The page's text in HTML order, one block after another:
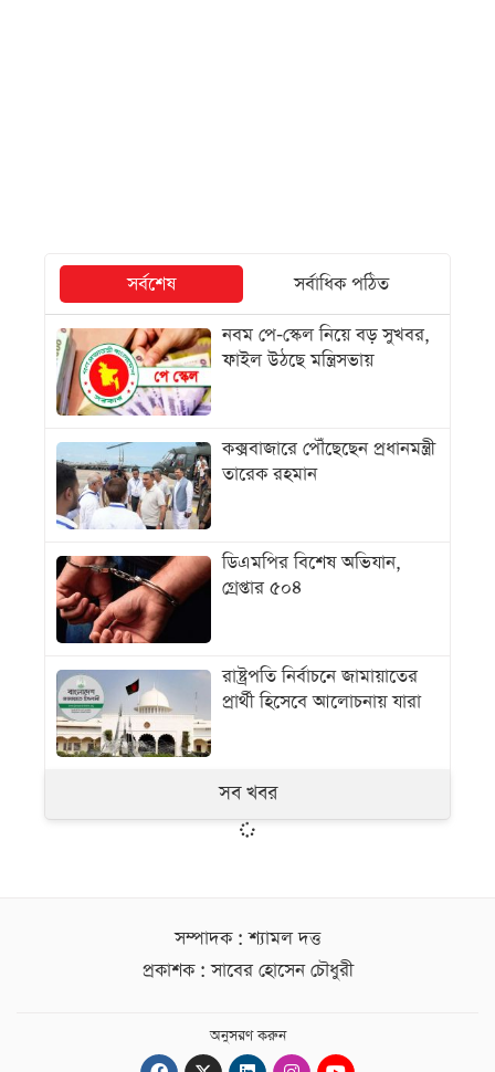
সর্বশেষ
সর্বাধিক পঠিত
নবম পে-স্কেল নিয়ে বড় সুখবর,
ফাইল উঠছে মন্ত্রিসভায়
কক্সবাজারে পৌঁছেছেন প্রধানমন্ত্রী
তারেক রহমান
ডিএমপির বিশেষ অভিযান,
গ্রেপ্তার ৫০৪
রাষ্ট্রপতি নির্বাচনে জামায়াতের
প্রার্থী হিসেবে আলোচনায় যারা
সব খবর
সম্পাদক : শ্যামল দত্ত
প্রকাশক : সাবের হোসেন চৌধুরী
অনুসরণ করুন